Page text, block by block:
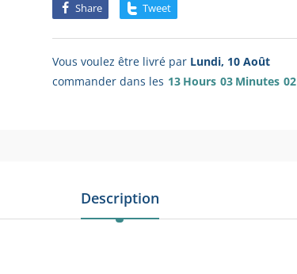
Share Tweet
Vous voulez être livré par Lundi, 10 Août
commander dans les 13 Hours 03 Minutes 02
Description